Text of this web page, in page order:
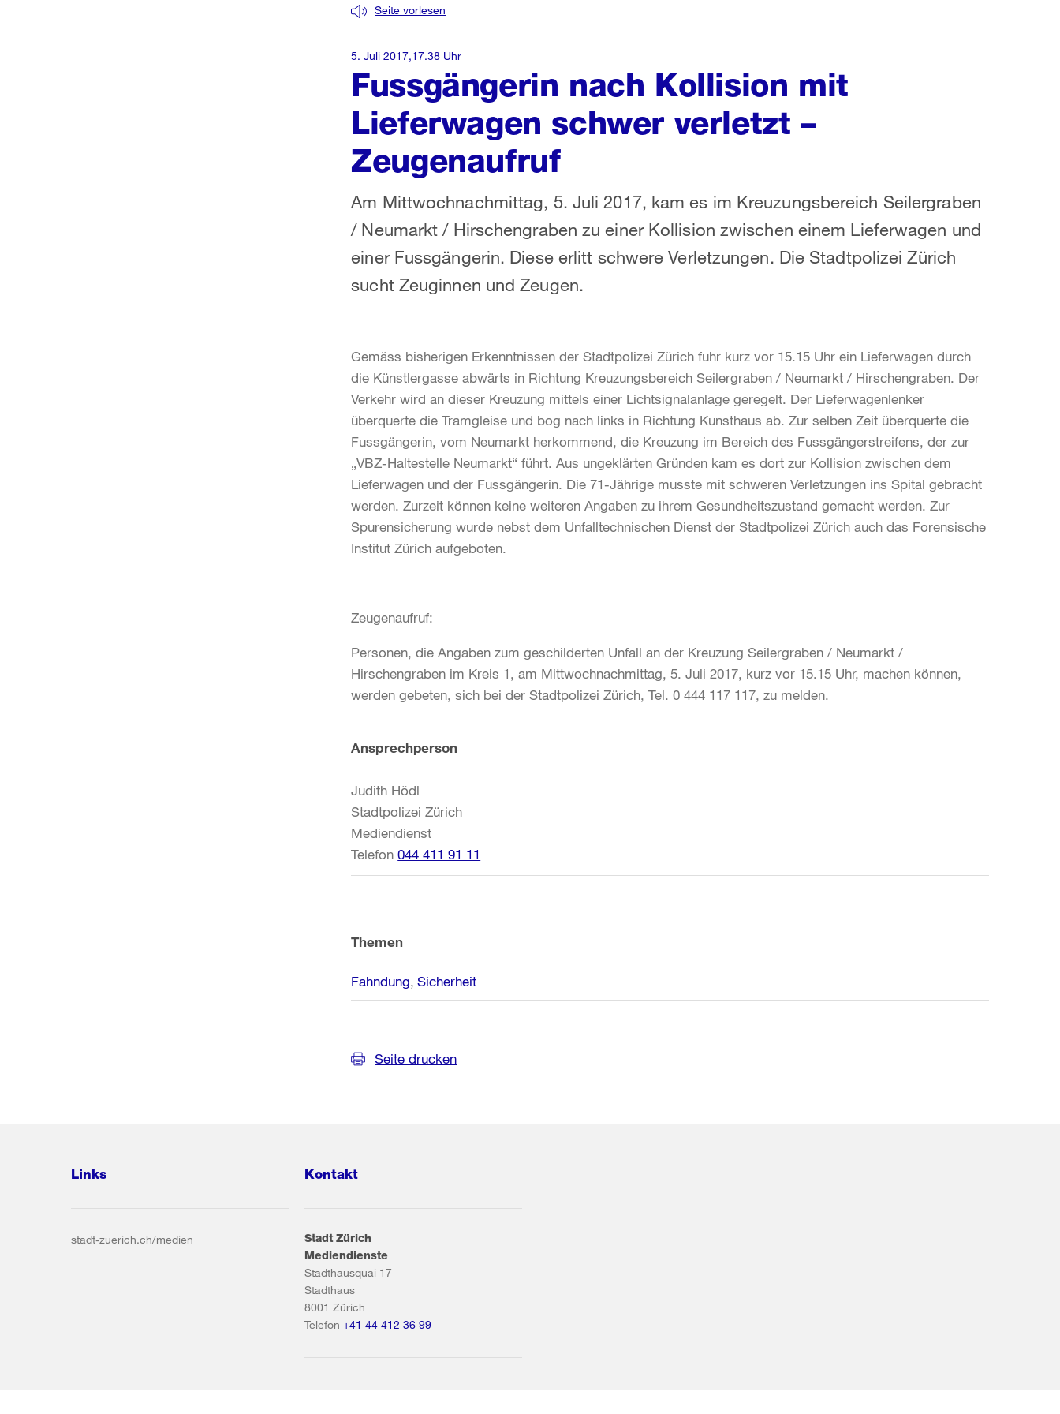
Fussgängerin nach Kollision mit
Lieferwagen schwer verletzt –
Zeugenaufruf
Seite vorlesen
Am Mittwochnachmittag, 5. Juli 2017, kam es im Kreuzungsbereich Seilergraben
/ Neumarkt / Hirschengraben zu einer Kollision zwischen einem Lieferwagen und
einer Fussgängerin. Diese erlitt schwere Verletzungen. Die Stadtpolizei Zürich
sucht Zeuginnen und Zeugen.
5. Juli 2017,17.38 Uhr
Gemäss bisherigen Erkenntnissen der Stadtpolizei Zürich fuhr kurz vor 15.15 Uhr ein Lieferwagen durch
die Künstlergasse abwärts in Richtung Kreuzungsbereich Seilergraben / Neumarkt / Hirschengraben. Der
Verkehr wird an dieser Kreuzung mittels einer Lichtsignalanlage geregelt. Der Lieferwagenlenker
überquerte die Tramgleise und bog nach links in Richtung Kunsthaus ab. Zur selben Zeit überquerte die
Fussgängerin, vom Neumarkt herkommend, die Kreuzung im Bereich des Fussgängerstreifens, der zur
„VBZ-Haltestelle Neumarkt“ führt. Aus ungeklärten Gründen kam es dort zur Kollision zwischen dem
Lieferwagen und der Fussgängerin. Die 71-Jährige musste mit schweren Verletzungen ins Spital gebracht
werden. Zurzeit können keine weiteren Angaben zu ihrem Gesundheitszustand gemacht werden. Zur
Spurensicherung wurde nebst dem Unfalltechnischen Dienst der Stadtpolizei Zürich auch das Forensische
Institut Zürich aufgeboten.
Zeugenaufruf:
Personen, die Angaben zum geschilderten Unfall an der Kreuzung Seilergraben / Neumarkt /
Hirschengraben im Kreis 1, am Mittwochnachmittag, 5. Juli 2017, kurz vor 15.15 Uhr, machen können,
werden gebeten, sich bei der Stadtpolizei Zürich, Tel. 0 444 117 117, zu melden.
Weitere
Informationen
Ansprechperson
Judith Hödl
Stadtpolizei Zürich
Mediendienst
Telefon 044 411 91 11
Themen
Fahndung Sicherheit
Seite drucken
Links
stadt-zuerich.ch/medien
Kontakt
Stadt Zürich
Mediendienste
Stadthausquai 17
Stadthaus
8001 Zürich
Telefon +41 44 412 36 99